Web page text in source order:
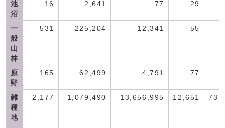
池
沼
16 2,641 77 29
一
般
山
林
531 225,204 12,341 55
原
野
165 62,499 4,791 77
雑
種
地
2,177 1,079,490 13,656,995 12,651